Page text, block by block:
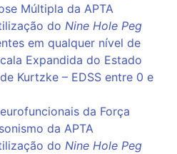
Múltipla da APTA
do Nine Hole Peg
em qualquer nível de
Expandida do Estado
Kurtzke – EDSS entre 0 e
da Força
da APTA
do Nine Hole Peg